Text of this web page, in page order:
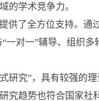
的学术竞争力。
供了全方位支持。通
一对一”辅导、组织多
研究”，具有较强的
究趋势也符合国家社